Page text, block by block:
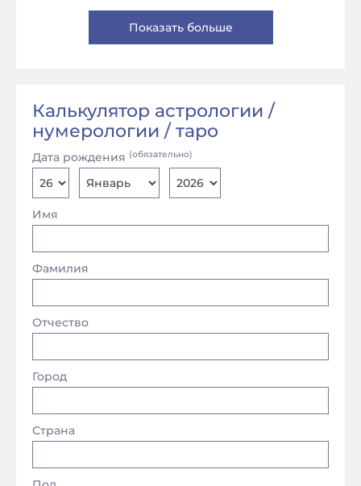
Показать больше
Калькулятор астрологии /
нумерологии / таро
Имя
Фамилия
Отчество
Дата рождения (обязательно)
Страна
Город